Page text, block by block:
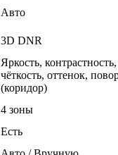
Авто
3D DNR
Яркость,
чёткость, оттенок,
(коридор)
4 зоны
Есть